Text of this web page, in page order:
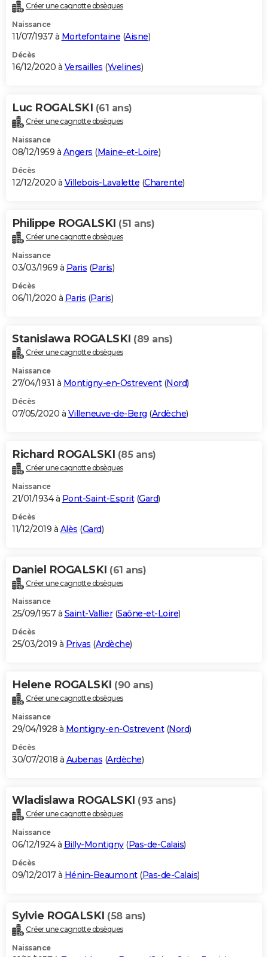
Créer une cagnotte obsèques
Naissance
11/07/1937 à Mortefontaine (Aisne)
Décès
16/12/2020 à Versailles (Yvelines)
Luc ROGALSKI (61 ans)
Créer une cagnotte obsèques
Naissance
08/12/1959 à Angers (Maine-et-Loire)
Décès
12/12/2020 à Villebois-Lavalette (Charente)
Philippe ROGALSKI (51 ans)
Créer une cagnotte obsèques
Naissance
03/03/1969 à Paris (Paris)
Décès
06/11/2020 à Paris (Paris)
Stanislawa ROGALSKI (89 ans)
Créer une cagnotte obsèques
Naissance
27/04/1931 à Montigny-en-Ostrevent(Nord)
Décès
07/05/2020 à Villeneuve-de-Berg (Ardèche)
Richard ROGALSKI (85 ans)
Créer une cagnotte obsèques
Naissance
21/01/1934 à Pont-Saint-Esprit(Gard)
Décès
11/12/2019 à Alès (Gard)
Daniel ROGALSKI (61 ans)
Créer une cagnotte obsèques
Naissance
25/09/1957 à Saint-Vallier(Saône-et-Loire)
Décès
25/03/2019 à Privas (Ardèche)
Helene ROGALSKI (90 ans)
Créer une cagnotte obsèques
Naissance
29/04/1928 à Montigny-en-Ostrevent(Nord)
Décès
30/07/2018 à Aubenas (Ardèche)
Wladislawa ROGALSKI (93 ans)
Créer une cagnotte obsèques
Naissance
06/12/1924 à Billy-Montigny(Pas-de-Calais)
Décès
09/12/2017 à Hénin-Beaumont(Pas-de-Calais)
Sylvie ROGALSKI (58 ans)
Créer une cagnotte obsèques
Naissance